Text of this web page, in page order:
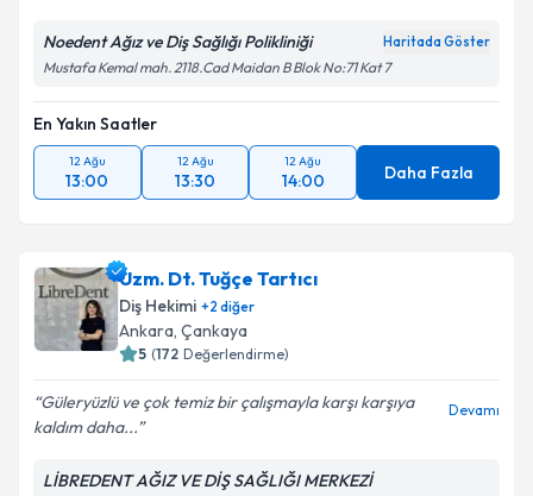
Noedent Ağız ve Diş Sağlığı Polikliniği Haritada Göster
Mustafa Kemal mah. 2118.Cad Maidan B Blok No:71 Kat 7
En Yakın Saatler
12 Ağu
13:00
12 Ağu
13:30
12 Ağu
14:00 Daha Fazla
Uzm. Dt. Tuğçe Tartıcı
Diş Hekimi +2 diğer
Ankara, Çankaya
5 (172 Değerlendirme)
Güleryüzlü ve çok temiz bir çalışmayla karşı karşıya
kaldım daha...
Devamı
LİBREDENT AĞIZ VE DİŞ SAĞLIĞI MERKEZİ